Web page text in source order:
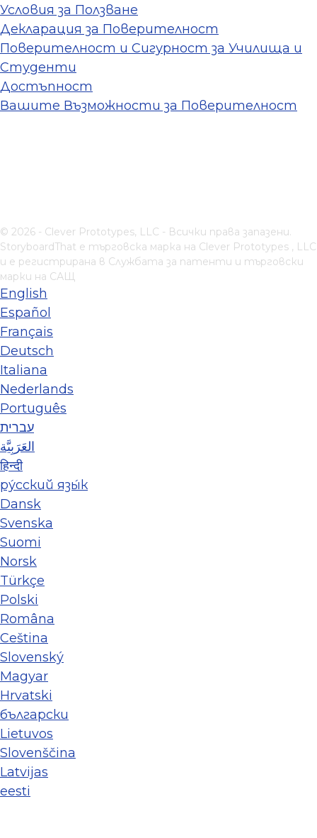
Условия за Ползване
Декларация за Поверителност
Поверителност и Сигурност за Училища и
Студенти
Достъпност
Вашите Възможности за Поверителност
© 2026 - Clever Prototypes, LLC - Всички права запазени.
StoryboardThat е търговска марка на Clever Prototypes , LLC
и е регистрирана в Службата за патенти и търговски
марки на САЩ
English
Español
Français
Deutsch
Italiana
Nederlands
Português
עברית
العَرَبِيَّة
हिन्दी
ру́сский язы́к
Dansk
Svenska
Suomi
Norsk
Türkçe
Polski
Româna
Ceština
Slovenský
Magyar
Hrvatski
български
Lietuvos
Slovenščina
Latvijas
eesti